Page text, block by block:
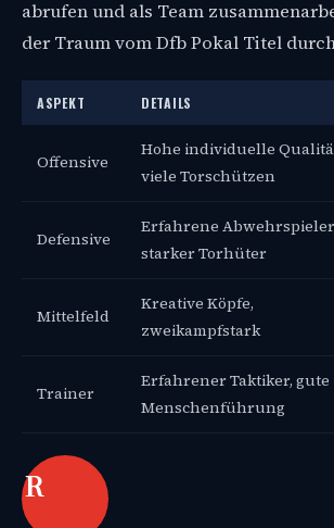
abrufen und als Team
der Traum vom Dfb Pokal Titel
ASPEKT DETAILS
Offensive
Hohe individuelle
viele Torschützen
Defensive
Erfahrene
starker Torhüter
Mittelfeld
Kreative Köpfe,
zweikampfstark
Trainer
Erfahrener Taktiker, gute
Menschenführung
R